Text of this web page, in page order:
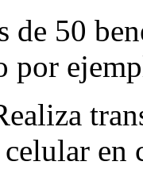
de 50
por
celular